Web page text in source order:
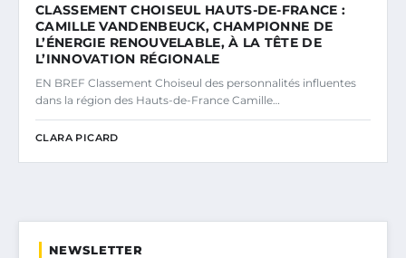
CLASSEMENT CHOISEUL HAUTS-DE-FRANCE :
CAMILLE VANDENBEUCK, CHAMPIONNE DE
L’ÉNERGIE RENOUVELABLE, À LA TÊTE DE
L’INNOVATION RÉGIONALE
EN BREF Classement Choiseul des personnalités influentes
dans la région des Hauts-de-France Camille…
CLARA PICARD
NEWSLETTER